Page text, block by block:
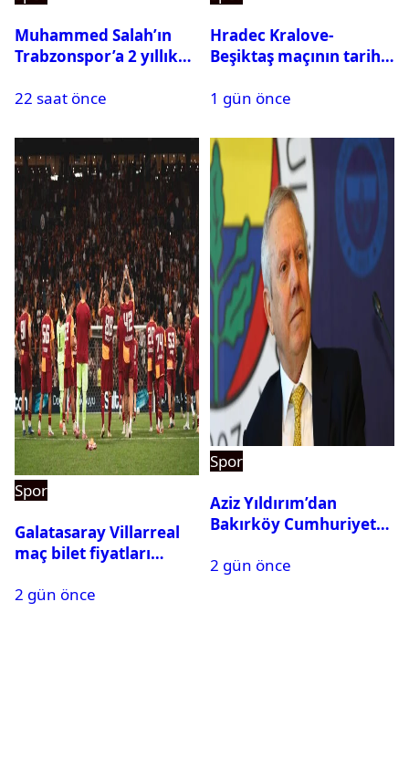
Muhammed Salah’ın
Trabzonspor’a 2 yıllık
22 saat önce
Hradec Kralove-
Beşiktaş maçının tarihi
1 gün önce
Spor
Galatasaray Villarreal
maç bilet fiyatları
2 gün önce
Spor
Aziz Yıldırım’dan
Bakırköy Cumhuriyet
duyurusu
2 gün önce